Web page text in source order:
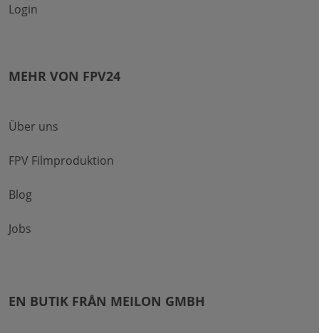
Login
MEHR VON FPV24
Über uns
FPV Filmproduktion
Blog
Jobs
EN BUTIK FRÅN MEILON GMBH